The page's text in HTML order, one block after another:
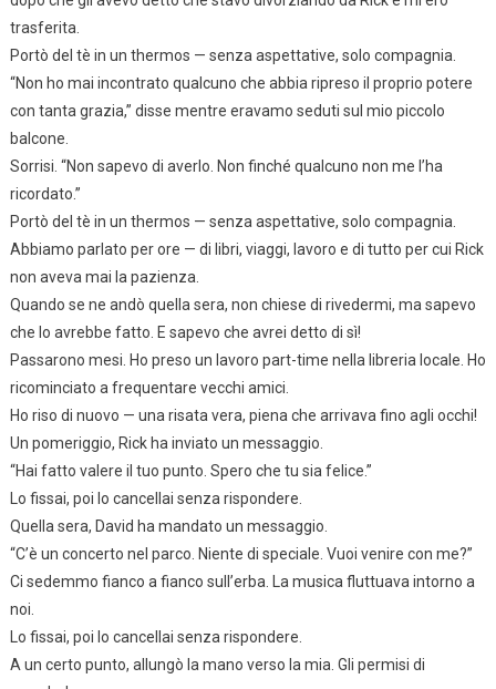
trasferita.
Portò del tè in un thermos — senza aspettative, solo compagnia.
“Non ho mai incontrato qualcuno che abbia ripreso il proprio potere
con tanta grazia,” disse mentre eravamo seduti sul mio piccolo
balcone.
Sorrisi. “Non sapevo di averlo. Non finché qualcuno non me l’ha
ricordato.”
Portò del tè in un thermos — senza aspettative, solo compagnia.
Abbiamo parlato per ore — di libri, viaggi, lavoro e di tutto per cui Rick
non aveva mai la pazienza.
Quando se ne andò quella sera, non chiese di rivedermi, ma sapevo
che lo avrebbe fatto. E sapevo che avrei detto di sì!
Passarono mesi. Ho preso un lavoro part-time nella libreria locale. Ho
ricominciato a frequentare vecchi amici.
Ho riso di nuovo — una risata vera, piena che arrivava fino agli occhi!
Un pomeriggio, Rick ha inviato un messaggio.
“Hai fatto valere il tuo punto. Spero che tu sia felice.”
Lo fissai, poi lo cancellai senza rispondere.
Quella sera, David ha mandato un messaggio.
“C’è un concerto nel parco. Niente di speciale. Vuoi venire con me?”
Ci sedemmo fianco a fianco sull’erba. La musica fluttuava intorno a
noi.
Lo fissai, poi lo cancellai senza rispondere.
A un certo punto, allungò la mano verso la mia. Gli permisi di